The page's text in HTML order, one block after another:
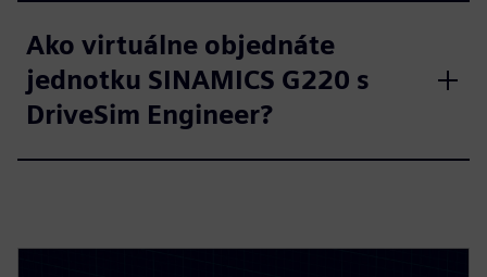
Ako virtuálne objednáte
jednotku SINAMICS G220 s
DriveSim Engineer?